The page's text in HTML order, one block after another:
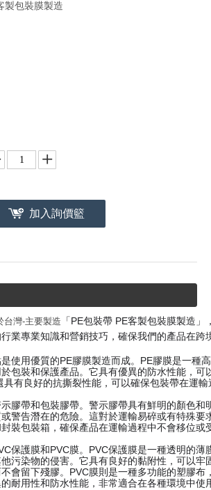
製包裝膜製造
加入詢價籃
台灣-主要製造 「PE包裝帶 PE客製包裝膜製造
業專業知識和營銷技巧，確保我們的產品在跨
使用優質的PE膠膜製造而成。PE膠膜是一種
包裝和保護產品。它具有優異的防水性能，可
具有良好的抗撕裂性能，可以確保包裝帶在運
膠帶和包裝膠帶。警示膠帶具有鮮明的顏色和
警告潛在的危險。這對於運輸易碎或有特殊要
裝包裝箱，確保產品在運輸過程中不會移位或
保護膜和PVC膜。PVC保護膜是一種透明的薄
污染物的侵害。它具有良好的黏附性，可以牢
會留下殘膠。PVC膜則是一種多功能的塑膠布
耐用性和防水性能，非常適合在各種環境中使